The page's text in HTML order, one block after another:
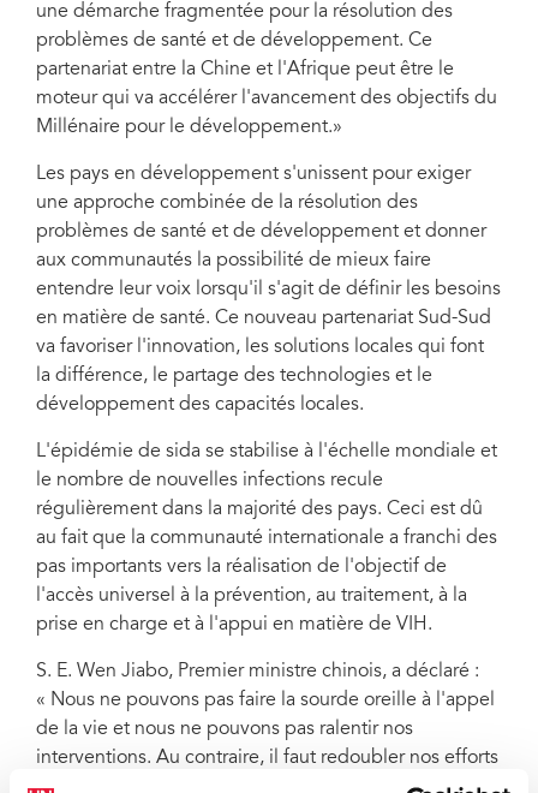
une démarche fragmentée pour la résolution des
problèmes de santé et de développement. Ce
partenariat entre la Chine et l'Afrique peut être le
moteur qui va accélérer l'avancement des objectifs du
Millénaire pour le développement.»
Les pays en développement s'unissent pour exiger
une approche combinée de la résolution des
problèmes de santé et de développement et donner
aux communautés la possibilité de mieux faire
entendre leur voix lorsqu'il s'agit de définir les besoins
en matière de santé. Ce nouveau partenariat Sud-Sud
va favoriser l'innovation, les solutions locales qui font
la différence, le partage des technologies et le
développement des capacités locales.
L'épidémie de sida se stabilise à l'échelle mondiale et
le nombre de nouvelles infections recule
régulièrement dans la majorité des pays. Ceci est dû
au fait que la communauté internationale a franchi des
pas importants vers la réalisation de l'objectif de
l'accès universel à la prévention, au traitement, à la
prise en charge et à l'appui en matière de VIH.
S. E. Wen Jiabo, Premier ministre chinois, a déclaré :
« Nous ne pouvons pas faire la sourde oreille à l'appel
de la vie et nous ne pouvons pas ralentir nos
interventions. Au contraire, il faut redoubler nos efforts
dans la campagne mondiale contre le VIH/sida et